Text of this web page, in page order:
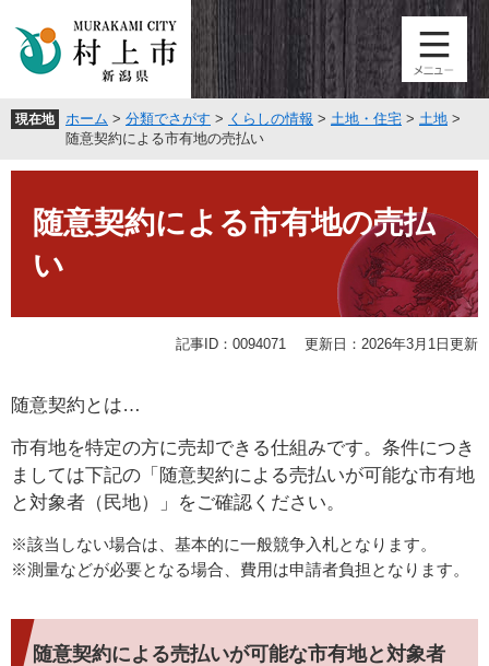
頭
す
飛
し
現在地 ホーム > 分類でさがす > くらしの情報 > 土地・住宅 > 土地 >
随意契約による市有地の売払い
随意契約による市有地の売払
い
記事ID：0094071 更新日：2026年3月1日更新
随意契約とは…
市有地を特定の方に売却できる仕組みです。条件につき
ましては下記の「随意契約による売払いが可能な市有地
と対象者 （民地）」をご確認ください。
※該当しない場合は、基本的に一般競争入札となります。
※測量などが必要となる場合、費用は申請者負担となります。 ​
随意契約による売払いが可能な市有地と対象者